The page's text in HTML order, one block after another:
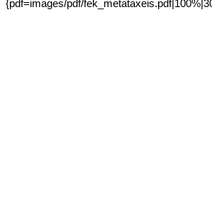
{pdf=images/pdf/